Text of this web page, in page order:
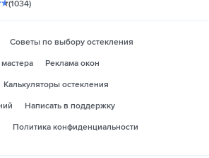
(1034)
Советы по выбору остекления
Реклама окон
Калькуляторы остекления
Написать в поддержку
Политика конфиденциальности